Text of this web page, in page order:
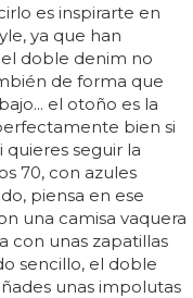
es inspirarte en
ya que han
doble denim no
de forma que
el otoño es la
bien si
seguir la
70, con azules
piensa en ese
una camisa vaquera
con unas zapatillas
sencillo, el doble
unas impolutas